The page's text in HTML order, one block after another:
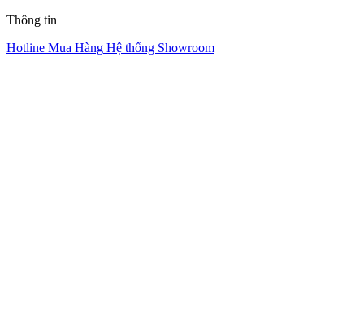
Thông tin
Hotline Mua Hàng Hệ thống Showroom